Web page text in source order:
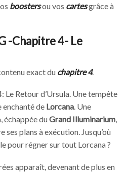
boostersou vos cartesgrâce à
-Chapitre 4- Le
exact du chapitre 4.
Le Retour d’Ursula. Une tempête
enchanté de Lorcana. Une
échappée duGrand Illuminarium,
plans à exécution. Jusqu’où
pour régner sur tout Lorcana ?
apparaît, devenant de plus en